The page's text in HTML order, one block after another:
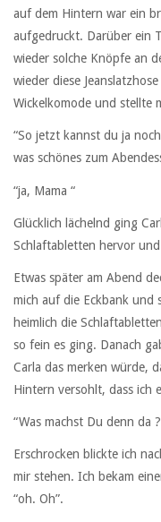
auf dem Hintern war ein
aufgedruckt. Darüber ein
wieder solche Knöpfe an
wieder diese
Wickelkomode und stellte
“So jetzt kannst du ja
was schönes zum
“ja, Mama “
Glücklich lächelnd ging
Schlaftabletten hervor
Etwas später am Abend
mich auf die Eckbank und
heimlich die
so fein es ging. Danach
Carla das merken würde,
Hintern versohlt, dass ich
“Was machst Du denn da
Erschrocken blickte ich
mir stehen. Ich bekam
“oh. Oh”.